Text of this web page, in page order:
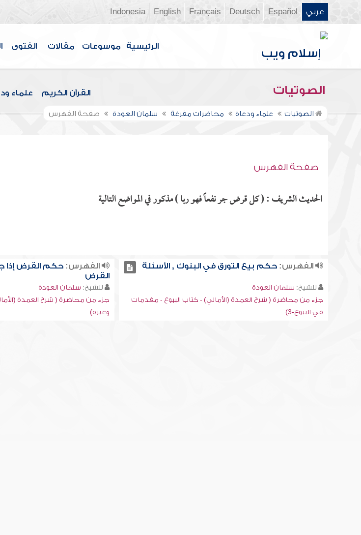
عربي Español
Deutsch
Français
English
Indonesia
الرئيسية موسوعات مقالات الفتوى
الصوتيات القرآن الكريم علماء
الصوتيات علماء ودعاة محاضرات مفرغة سلمان العودة صفحة الفهرس
صفحة الفهرس
الحديث الشريف : ( كل قرض جر نفعاً فهو ربا ) مذكور في المواضع التالية
الفهرس:حكم بيع التورق في البنوك , الأسئلة
للشيخ: سلمان العودة
جزء من محاضرة ( شرح العمدة (الأمالي) - كتاب البيوع - مقدمات
في البيوع-3)
الفهرس: حكم القرض إذا
القرض
للشيخ: سلمان العودة
جزء من محاضرة ( شرح العمدة
وغيره)